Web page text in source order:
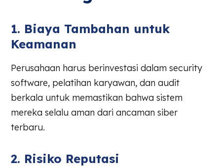
1. Biaya Tambahan untuk
Keamanan
Perusahaan harus berinvestasi dalam security
software, pelatihan karyawan, dan audit
berkala untuk memastikan bahwa sistem
mereka selalu aman dari ancaman siber
terbaru.
2. Risiko Reputasi